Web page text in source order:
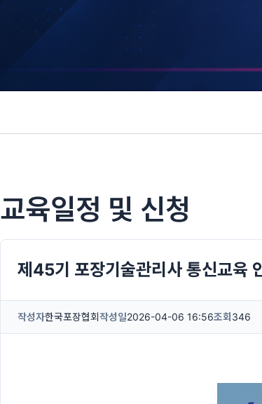
교육일정 및 신청​
제45기 포장기술관리사 통신교육
작성자한국포장협회작성일2026-04-06 16:56조회 346